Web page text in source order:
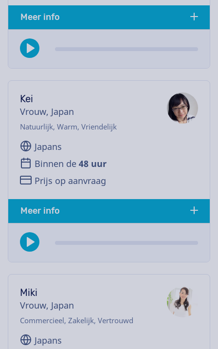
Meer info
Kei
Vrouw, Japan
Natuurlijk, Warm, Vriendelijk
Japans
Binnen de 48 uur
Prijs op aanvraag
Meer info
Miki
Vrouw, Japan
Commercieel, Zakelijk, Vertrouwd
Japans